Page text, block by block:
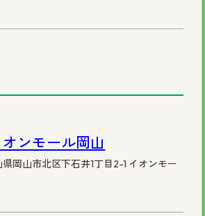
ンモール岡山
山市北区下石井1丁目2-1 イオンモー